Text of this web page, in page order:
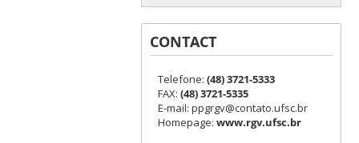
CONTACT
Telefone: (48) 3721-5333
FAX: (48) 3721-5335
E-mail: ppgrgv@contato.ufsc.br
Homepage: www.rgv.ufsc.br